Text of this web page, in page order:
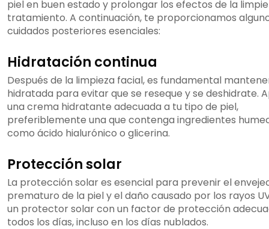
piel en buen estado y prolongar los efectos de la
tratamiento. A continuación, te proporcionamos
cuidados posteriores esenciales:
Hidratación continua
Después de la limpieza facial, es fundamental
hidratada para evitar que se reseque y se deshidrate.
una crema hidratante adecuada a tu tipo de piel,
preferiblemente una que contenga ingredientes
como ácido hialurónico o glicerina.
Protección solar
La protección solar es esencial para prevenir el
prematuro de la piel y el daño causado por los rayos
un protector solar con un factor de protección
todos los días, incluso en los días nublados.